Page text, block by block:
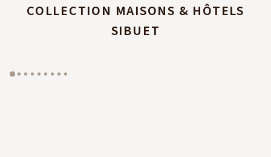
COLLECTION MAISONS & HÔTELS
SIBUET